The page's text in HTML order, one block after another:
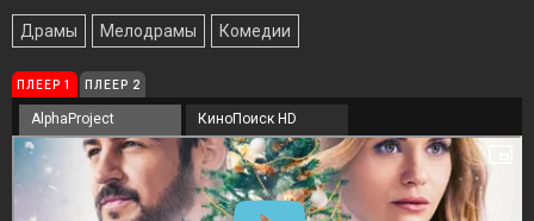
Драмы Мелодрамы Комедии
ПЛЕЕР 1 ПЛЕЕР 2
AlphaProject КиноПоиск HD